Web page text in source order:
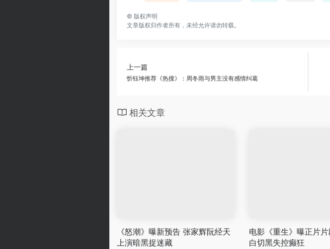
© 版权声明
文章版权归作者所有，未经允许请勿转载。
上一篇
忻钰坤推荐《热搜》：周冬雨与男主没有感情纠葛
相关文章
《怒潮》曝新预告 张家辉阮经天
上演暗黑捉迷藏
电影《重生》曝正片
白切黑失控癫狂